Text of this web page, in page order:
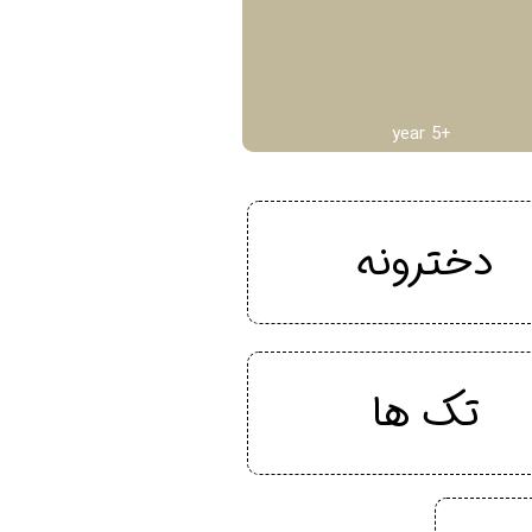
year 5+
دخترونه
تک ها